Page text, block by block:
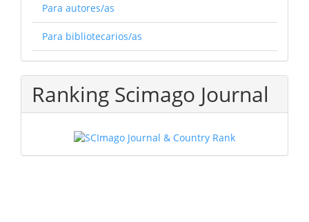
Para autores/as
Para bibliotecarios/as
Ranking Scimago Journal